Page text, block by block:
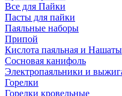
Все для Пайки
Пасты для пайки
Паяльные наборы
Припой
Кислота паяльная и
Сосновая канифоль
Электропаяльники и
Горелки
Горелки кровельные